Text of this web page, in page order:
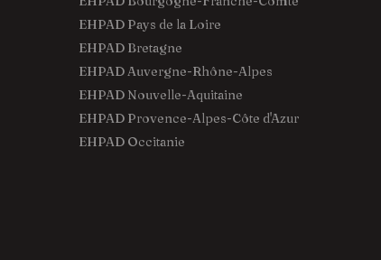
EHPAD Pays de la Loire
EHPAD Bretagne
EHPAD Auvergne-Rhône-Alpes
EHPAD Nouvelle-Aquitaine
EHPAD Provence-Alpes-Côte d'Azur
EHPAD Occitanie